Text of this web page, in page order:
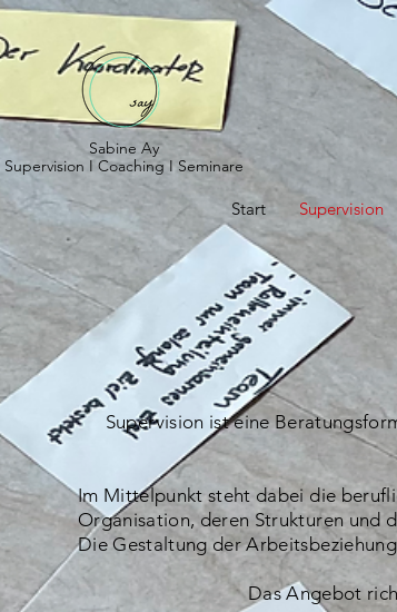
Sabine Ay
Supervision I Coaching I Seminare
Start Supervision
Supervision ist eine
Im Mittelpunkt steht dabei die
Organisation, deren Strukturen und
Die Gestaltung der
Das Angebot